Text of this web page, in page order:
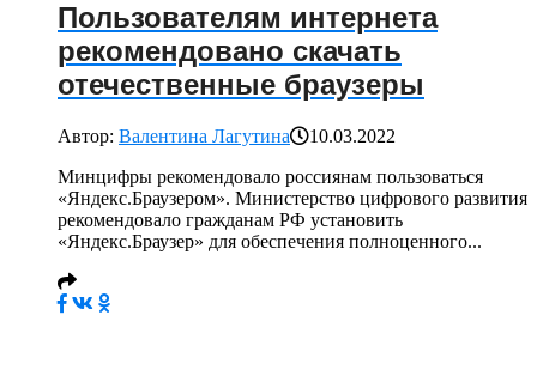
Пользователям интернета
рекомендовано скачать
отечественные браузеры
Автор: Валентина Лагутина
10.03.2022
Минцифры рекомендовало россиянам пользоваться
«Яндекс.Браузером». Министерство цифрового развития
рекомендовало гражданам РФ установить
«Яндекс.Браузер» для обеспечения полноценного...